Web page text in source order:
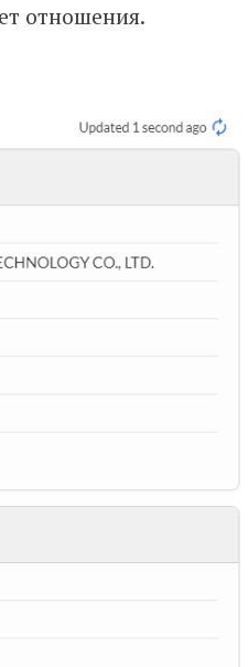
отношения.